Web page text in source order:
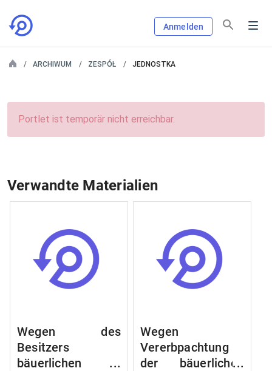
Anmelden
ARCHIWUM ZESPÓŁ JEDNOSTKA
Portlet ist temporär nicht erreichbar.
Verwandte Materialien
Wegen des
Besitzers
bäuerlichen
Wegen
Vererbpachtung
der bäuerlichen